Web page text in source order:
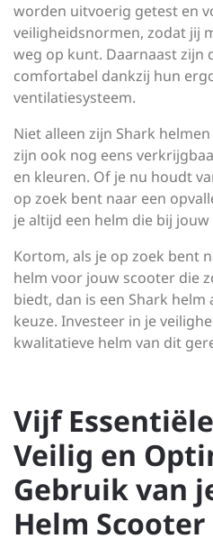
worden uitvoerig getest en
veiligheidsnormen, zodat jij
weg op kunt. Daarnaast zijn
comfortabel dankzij hun
ventilatiesysteem.
Niet alleen zijn Shark
zijn ook nog eens
en kleuren. Of je nu houdt
op zoek bent naar een
je altijd een helm die bij
Kortom, als je op zoek bent
helm voor jouw scooter die
biedt, dan is een Shark
keuze. Investeer in je
kwalitatieve helm van dit
Vijf
Veilig en
Gebruik van
Helm Scooter